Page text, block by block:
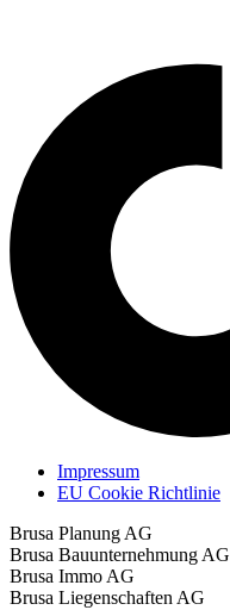
Impressum
EU Cookie Richtlinie
Brusa Planung AG
Brusa Bauunternehmung AG
Brusa Immo AG
Brusa Liegenschaften AG